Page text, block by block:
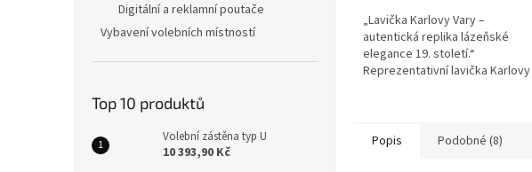
Digitální a reklamní poutače
Vybavení volebních místností
Top 10 produktů
Volební zástěna typ U
10 393,90 Kč
„Lavička Karlovy Vary –
autentická replika lázeňské
elegance 19. století.“
Reprezentativní lavička Karlovy
Popis Podobné (8)